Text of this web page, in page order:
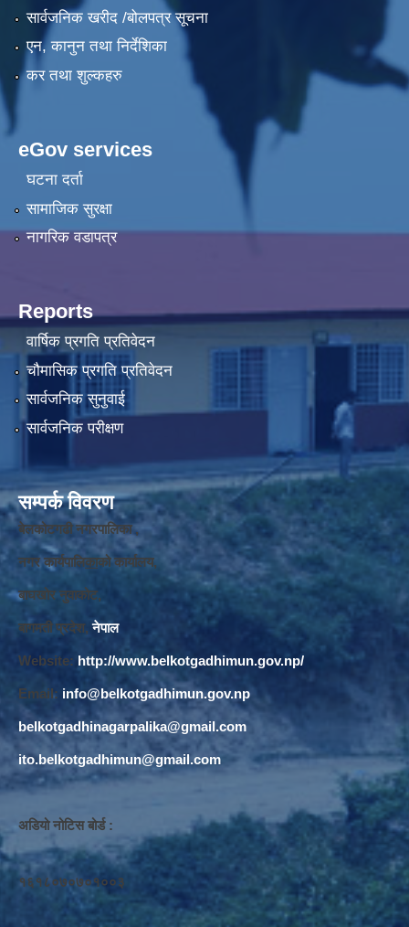
सार्वजनिक खरीद /बोलपत्र सूचना
एन, कानुन तथा निर्देशिका
कर तथा शुल्कहरु
eGov services
घटना दर्ता
सामाजिक सुरक्षा
नागरिक वडापत्र
Reports
वार्षिक प्रगति प्रतिवेदन
चौमासिक प्रगति प्रतिवेदन
सार्वजनिक सुनुवाई
सार्वजनिक परीक्षण
सम्पर्क विवरण
बेलकोटगढी नगरपालिका ,
नगर कार्यपालिकाको कार्यालय,
बाघखोर नुवाकोट,
बागमती प्रदेश, नेपाल
Website: http://www.belkotgadhimun.gov.np/
Email: info@belkotgadhimun.gov.np
belkotgadhinagarpalika@gmail.com
ito.belkotgadhimun@gmail.com
अडियो नोटिस बोर्ड :
१६१८०७०७०१००३